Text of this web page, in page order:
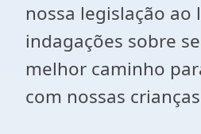
nossa legislação ao
indagações sobre
melhor caminho
com nossas